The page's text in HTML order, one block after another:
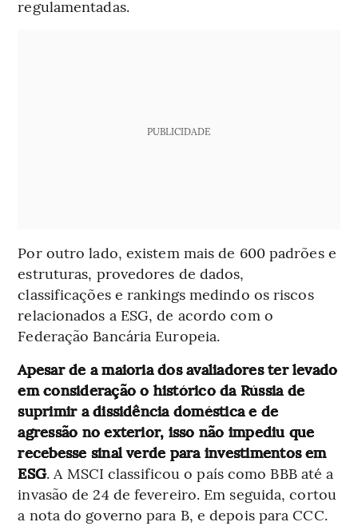
regulamentadas.
PUBLICIDADE
Por outro lado, existem mais de 600 padrões e
estruturas, provedores de dados,
classificações e rankings medindo os riscos
relacionados a ESG, de acordo com o
Federação Bancária Europeia.
Apesar de a maioria dos avaliadores ter levado
em consideração o histórico da Rússia de
suprimir a dissidência doméstica e de
agressão no exterior, isso não impediu que
recebesse sinal verde para investimentos em
ESG. A MSCI classificou o país como BBB até a
invasão de 24 de fevereiro. Em seguida, cortou
a nota do governo para B, e depois para CCC.